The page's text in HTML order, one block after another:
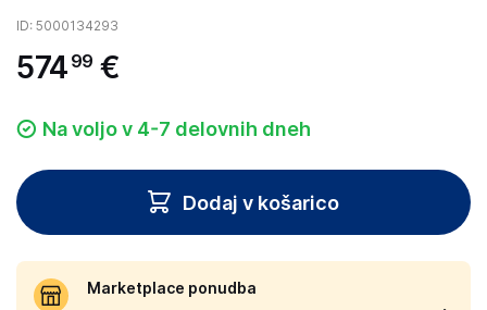
ID: 5000134293
574 99 €
Na voljo v 4-7 delovnih dneh
Dodaj v košarico
Marketplace ponudba